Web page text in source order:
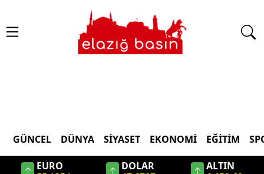
GÜNCEL DÜNYA SİYASET EKONOMİ EĞİTİM
EURO
DOLAR
ALTIN